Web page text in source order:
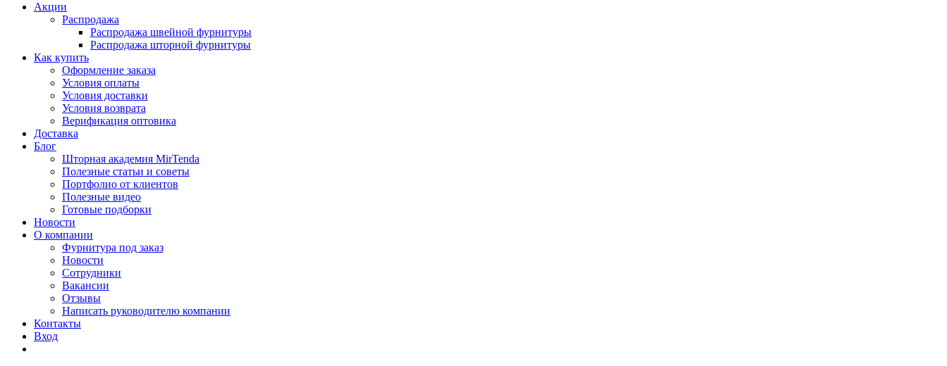
Акции
Распродажа
Распродажа швейной фурнитуры
Распродажа шторной фурнитуры
Как купить
Оформление заказа
Условия оплаты
Условия доставки
Условия возврата
Верификация оптовика
Доставка
Блог
Шторная академия MirTenda
Полезные статьи и советы
Портфолио от клиентов
Полезные видео
Готовые подборки
Новости
О компании
Фурнитура под заказ
Новости
Сотрудники
Вакансии
Отзывы
Написать руководителю компании
Контакты
Вход